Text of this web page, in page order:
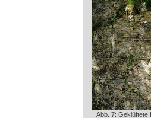
Abb. 7: Geklüftete